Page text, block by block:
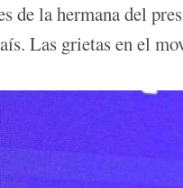
de la hermana del
Las grietas en el